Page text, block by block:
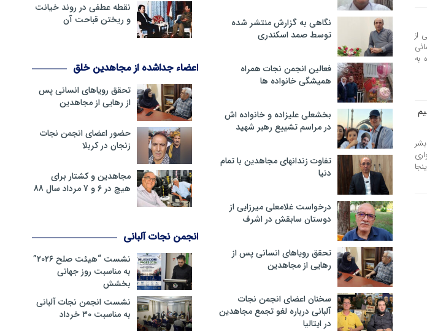
از
به
نگاهی به گزارش منتشر شده
توسط صمد اسکندری
فعالین انجمن نجات همراه
همیشگی خانواده ها
بخشعلی علیزاده و خانواده اش
در مراسم تشییع رهبر شهید
تفاوت زندانهای مجاهدین با تمام
دنیا
درخواست غلامعلی میرزایی از
دوستان سابقش در اشرف
تحقق رویاهای انسانی پس از
رهایی از مجاهدین
سخنان اعضای انجمن نجات
آلبانی درباره لغو تجمع مجاهدین
در ایتالیا
نقطه عطفی در روند خیانت
و ریختن قباحت آن
اعضاء جداشده از مجاهدین خلق
تحقق رویاهای انسانی پس
از رهایی از مجاهدین
حضور اعضای انجمن نجات
زنجان در کربلا
مجاهدین و کشتار برای
هیچ در 6 و 7 مرداد سال 88
انجمن نجات آلبانی
نشست “هیئت صلح ۲۰۲۶”
به مناسبت روز جهانی
بخشش
نشست انجمن نجات آلبانی
به مناسبت ۳۰ خرداد